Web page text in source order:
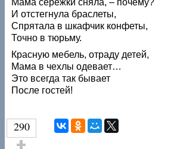
И отстегнула браслеты,
Спрятала в шкафчик конфеты,
Точно в тюрьму.
Красную мебель, отраду детей,
Мама в чехлы одевает…
Это всегда так бывает
После гостей!
290